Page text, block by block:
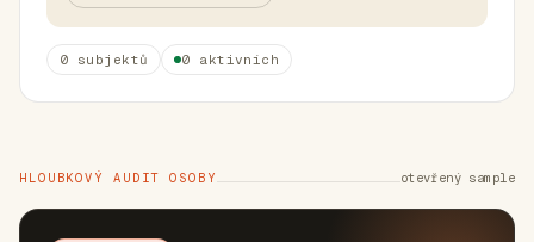
0 subjektů 0 aktivních
HLOUBKOVÝ AUDIT OSOBY otevřený sample